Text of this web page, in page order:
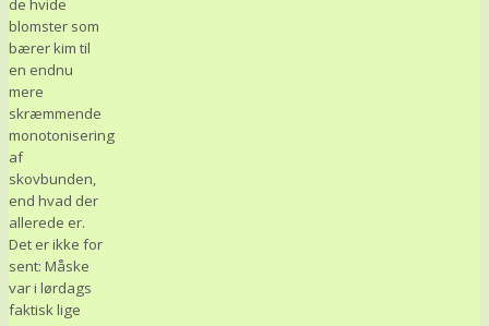
de hvide
blomster som
bærer kim til
en endnu
mere
skræmmende
monotonisering
af
skovbunden,
end hvad der
allerede er.
Det er ikke for
sent: Måske
var i lørdags
faktisk lige